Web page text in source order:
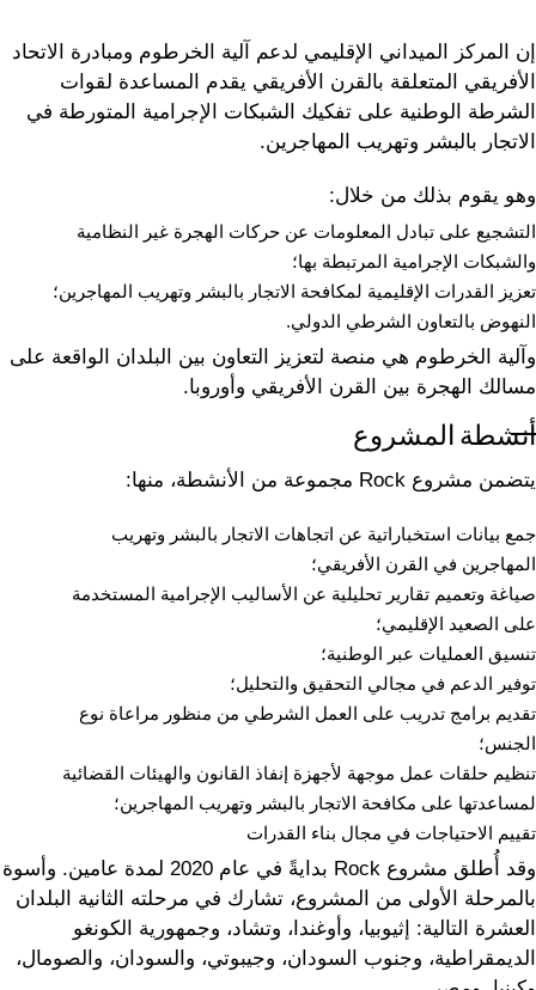
إن المركز الميداني الإقليمي لدعم آلية الخرطوم ومبادرة الاتحاد
الأفريقي المتعلقة بالقرن الأفريقي يقدم المساعدة لقوات
الشرطة الوطنية على تفكيك الشبكات الإجرامية المتورطة في
الاتجار بالبشر وتهريب المهاجرين.
وهو يقوم بذلك من خلال:
التشجيع على تبادل المعلومات عن حركات الهجرة غير النظامية
والشبكات الإجرامية المرتبطة بها؛
تعزيز القدرات الإقليمية لمكافحة الاتجار بالبشر وتهريب المهاجرين؛
النهوض بالتعاون الشرطي الدولي.
وآلية الخرطوم هي منصة لتعزيز التعاون بين البلدان الواقعة على
مسالك الهجرة بين القرن الأفريقي وأوروبا.
أنشطة المشروع
يتضمن مشروع Rock مجموعة من الأنشطة، منها:
جمع بيانات استخباراتية عن اتجاهات الاتجار بالبشر وتهريب
المهاجرين في القرن الأفريقي؛
صياغة وتعميم تقارير تحليلية عن الأساليب الإجرامية المستخدمة
على الصعيد الإقليمي؛
تنسيق العمليات عبر الوطنية؛
توفير الدعم في مجالي التحقيق والتحليل؛
تقديم برامج تدريب على العمل الشرطي من منظور مراعاة نوع
الجنس؛
تنظيم حلقات عمل موجهة لأجهزة إنفاذ القانون والهيئات القضائية
لمساعدتها على مكافحة الاتجار بالبشر وتهريب المهاجرين؛
تقييم الاحتياجات في مجال بناء القدرات
وقد أُطلق مشروع Rock بدايةً في عام 2020 لمدة عامين. وأسوة
بالمرحلة الأولى من المشروع، تشارك في مرحلته الثانية البلدان
العشرة التالية: إثيوبيا، وأوغندا، وتشاد، وجمهورية الكونغو
الديمقراطية، وجنوب السودان، وجيبوتي، والسودان، والصومال،